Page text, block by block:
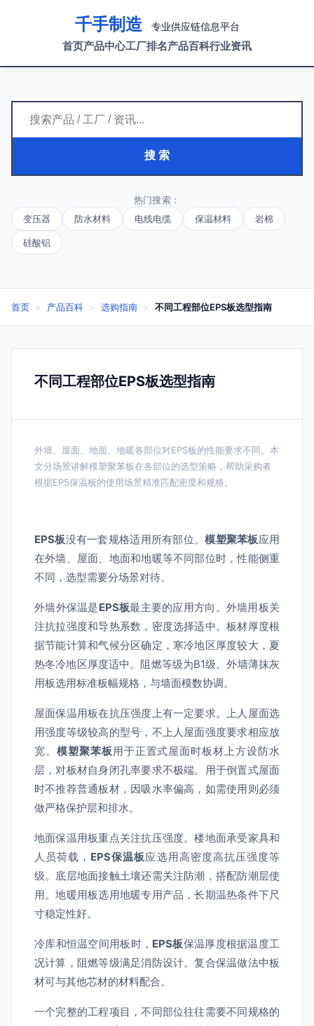
千手制造 专业供应链信息平台
首页产品中心工厂排名产品百科行业资讯
搜 索
热门搜索：
变压器
防水材料 电线电缆 保温材料 岩棉
硅酸铝
首页 > 产品百科 > 选购指南 > 不同工程部位EPS板选型指南
不同工程部位EPS板选型指南
外墙、屋面、地面、地暖各部位对EPS板的性能要求不同。本
文分场景讲解模塑聚苯板在各部位的选型策略，帮助采购者
根据EPS保温板的使用场景精准匹配密度和规格。
EPS板没有一套规格适用所有部位。模塑聚苯板应用
在外墙、屋面、地面和地暖等不同部位时，性能侧重
不同，选型需要分场景对待。
外墙外保温是EPS板最主要的应用方向。外墙用板关
注抗拉强度和导热系数，密度选择适中。板材厚度根
据节能计算和气候分区确定，寒冷地区厚度较大，夏
热冬冷地区厚度适中。阻燃等级为B1级。外墙薄抹灰
用板选用标准板幅规格，与墙面模数协调。
屋面保温用板在抗压强度上有一定要求。上人屋面选
用强度等级较高的型号，不上人屋面强度要求相应放
宽。 模塑聚苯板用于正置式屋面时板材上方设防水
层，对板材自身闭孔率要求不极端。用于倒置式屋面
时不推荐普通板材，因吸水率偏高，如需使用则必须
做严格保护层和排水。
地面保温用板重点关注抗压强度。楼地面承受家具和
人员荷载， EPS保温板应选用高密度高抗压强度等
级。底层地面接触土壤还需关注防潮，搭配防潮层使
用。地暖用板选用地暖专用产品，长期温热条件下尺
寸稳定性好。
冷库和恒温空间用板时， EPS板保温厚度根据温度工
况计算，阻燃等级满足消防设计。复合保温做法中板
材可与其他芯材的材料配合。
一个完整的工程项目，不同部位往往需要不同规格的